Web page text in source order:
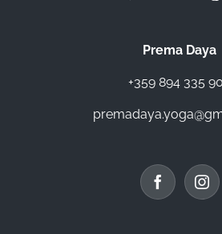
Prema Daya
+359 894 335